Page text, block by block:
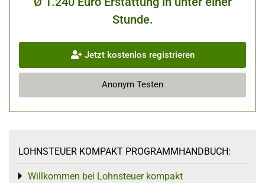
Stunde.
Jetzt kostenlos registrieren
Anonym Testen
LOHNSTEUER KOMPAKT PROGRAMMHANDBUCH:
Willkommen bei Lohnsteuer kompakt
Toggle menu